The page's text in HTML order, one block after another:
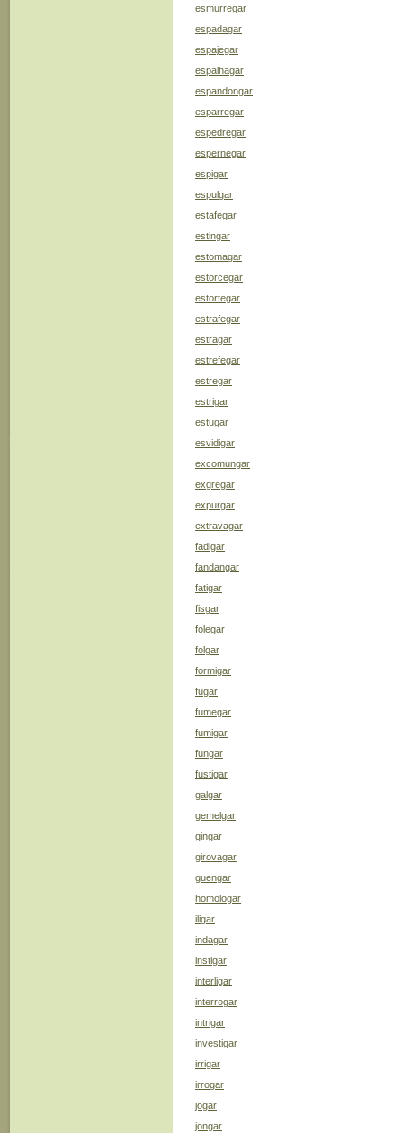
esmurregar
espadagar
espajegar
espalhagar
espandongar
esparregar
espedregar
espernegar
espigar
espulgar
estafegar
estingar
estomagar
estorcegar
estortegar
estrafegar
estragar
estrefegar
estregar
estrigar
estugar
esvidigar
excomungar
exgregar
expurgar
extravagar
fadigar
fandangar
fatigar
fisgar
folegar
folgar
formigar
fugar
fumegar
fumigar
fungar
fustigar
galgar
gemelgar
gingar
girovagar
guengar
homologar
iligar
indagar
instigar
interligar
interrogar
intrigar
investigar
irrigar
irrogar
jogar
jongar